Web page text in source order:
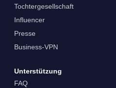
Tochtergesellschaft
Influencer
Presse
Business-VPN
Unterstützung
FAQ